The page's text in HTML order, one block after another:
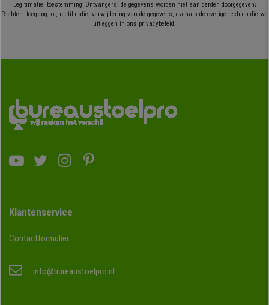
Legitimatie: toestemming; Ontvangers: de gegevens worden niet aan derden doorgegeven;
Rechten: toegang tot, rectificatie, verwijdering van de gegevens, evenals de overige rechten die we
uitleggen in ons privacybeleid.
Klantenservice
Contactformulier
info@bureaustoelpro.nl